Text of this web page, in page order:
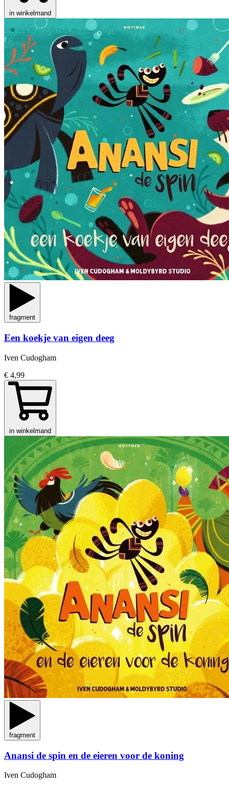
in winkelmand
fragment
Een koekje van eigen deeg
Iven Cudogham
€ 4,99
in winkelmand
fragment
Anansi de spin en de eieren voor de koning
Iven Cudogham